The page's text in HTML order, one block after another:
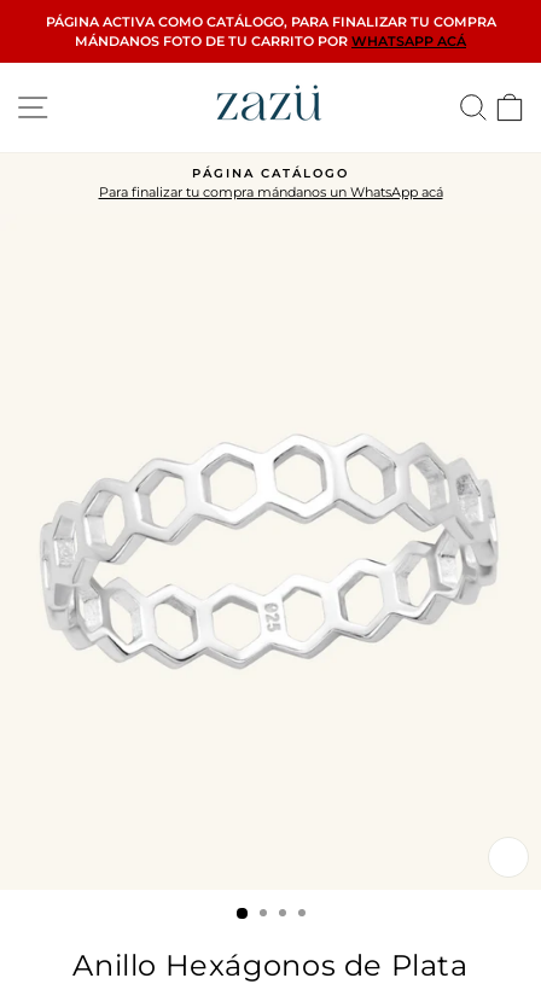
directamente
al
PÁGINA ACTIVA COMO CATÁLOGO, PARA FINALIZAR TU COMPRA
MÁNDANOS FOTO DE TU CARRITO POR WHATSAPP ACÁ
diapositivas
PÁGINA CATÁLOGO
Para finalizar tu compra mándanos un WhatsApp acá
Anillo Hexágonos de Plata